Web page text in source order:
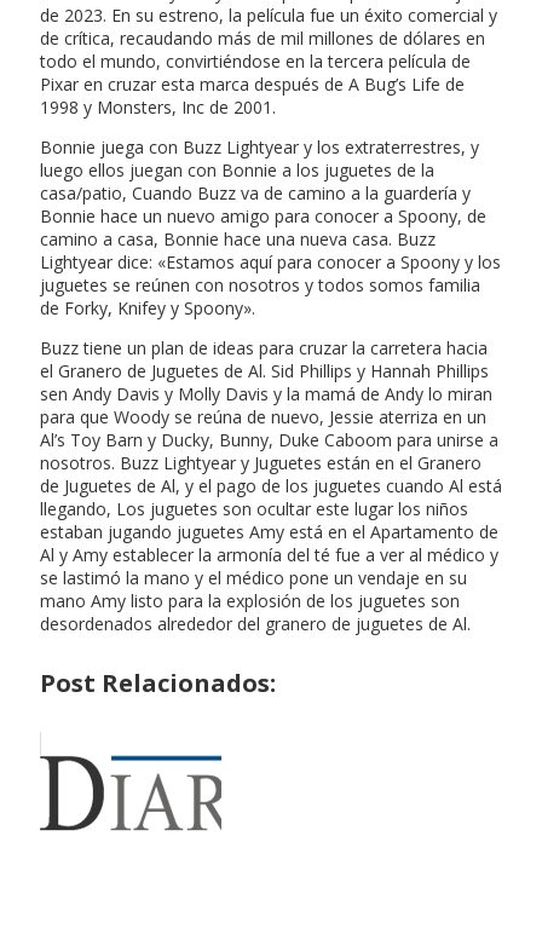
de 2023. En su estreno, la película fue un éxito comercial y
de crítica, recaudando más de mil millones de dólares en
todo el mundo, convirtiéndose en la tercera película de
Pixar en cruzar esta marca después de A Bug’s Life de
1998 y Monsters, Inc de 2001.
Bonnie juega con Buzz Lightyear y los extraterrestres, y
luego ellos juegan con Bonnie a los juguetes de la
casa/patio, Cuando Buzz va de camino a la guardería y
Bonnie hace un nuevo amigo para conocer a Spoony, de
camino a casa, Bonnie hace una nueva casa. Buzz
Lightyear dice: «Estamos aquí para conocer a Spoony y los
juguetes se reúnen con nosotros y todos somos familia
de Forky, Knifey y Spoony».
Buzz tiene un plan de ideas para cruzar la carretera hacia
el Granero de Juguetes de Al. Sid Phillips y Hannah Phillips
sen Andy Davis y Molly Davis y la mamá de Andy lo miran
para que Woody se reúna de nuevo, Jessie aterriza en un
Al’s Toy Barn y Ducky, Bunny, Duke Caboom para unirse a
nosotros. Buzz Lightyear y Juguetes están en el Granero
de Juguetes de Al, y el pago de los juguetes cuando Al está
llegando, Los juguetes son ocultar este lugar los niños
estaban jugando juguetes Amy está en el Apartamento de
Al y Amy establecer la armonía del té fue a ver al médico y
se lastimó la mano y el médico pone un vendaje en su
mano Amy listo para la explosión de los juguetes son
desordenados alrededor del granero de juguetes de Al.
Post Relacionados: